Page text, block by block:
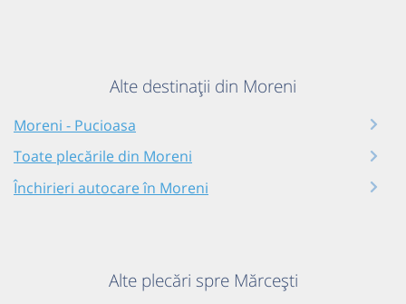
Alte destinații din Moreni
Moreni - Pucioasa
Toate plecările din Moreni
Închirieri autocare în Moreni
Alte plecări spre Mărcești